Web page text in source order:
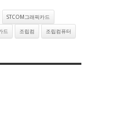
STCOM그래픽카드
드 조립컴 조립컴퓨터